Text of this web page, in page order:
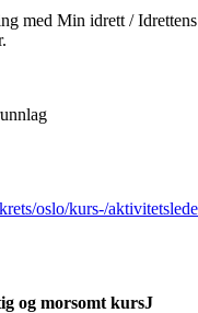
med Min idrett / Idrettens
oslo/kurs-/
og morsomt kursJ